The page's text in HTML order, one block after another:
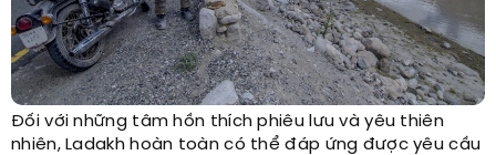
Đối với những tâm hồn thích phiêu lưu và yêu thiên
nhiên, Ladakh hoàn toàn có thể đáp ứng được yêu cầu